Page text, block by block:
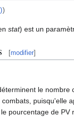
)
stat) est un
[modifier]
le
puisqu'elle
pourcentage de